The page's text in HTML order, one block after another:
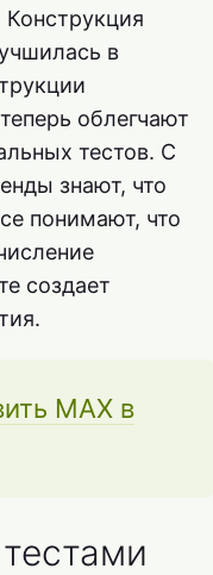
в
облегчают
тестов. С
знают, что
понимают, что
создает
MAX в